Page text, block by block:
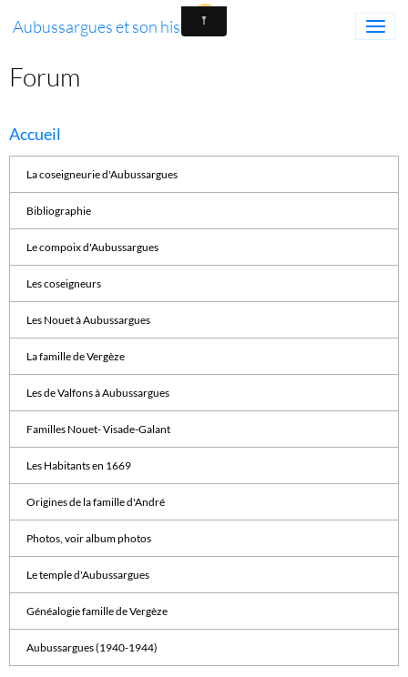
Aubussargues et son histoire
Forum
Accueil
La coseigneurie d'Aubussargues
Bibliographie
Le compoix d'Aubussargues
Les coseigneurs
Les Nouet à Aubussargues
La famille de Vergèze
Les de Valfons à Aubussargues
Familles Nouet- Visade-Galant
Les Habitants en 1669
Origines de la famille d'André
Photos, voir album photos
Le temple d'Aubussargues
Généalogie famille de Vergèze
Aubussargues (1940-1944)